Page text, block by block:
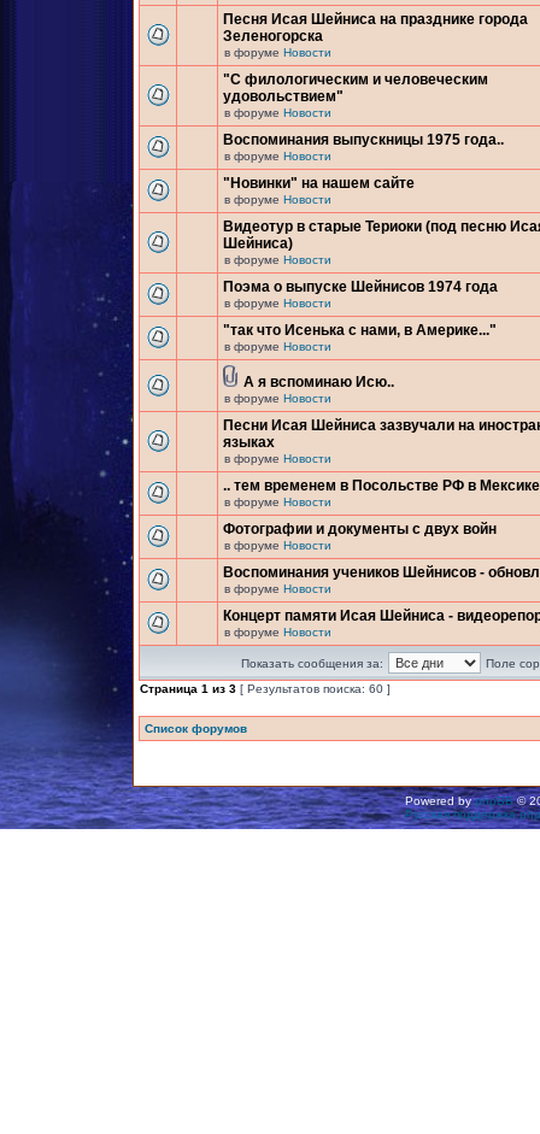
Песня Исая Шейниса на празднике города
Зеленогорска
в форуме Новости
"С филологическим и человеческим
удовольствием"
в форуме Новости
Воспоминания выпускницы 1975 года..
в форуме Новости
"Новинки" на нашем сайте
в форуме Новости
Видеотур в старые Териоки (под песню
Шейниса)
в форуме Новости
Поэма о выпуске Шейнисов 1974 года
в форуме Новости
"так что Исенька с нами, в Америке..."
в форуме Новости
А я вспоминаю Исю..
в форуме Новости
Песни Исая Шейниса зазвучали на
языках
в форуме Новости
.. тем временем в Посольстве РФ в
в форуме Новости
Фотографии и документы с двух войн
в форуме Новости
Воспоминания учеников Шейнисов -
в форуме Новости
Концерт памяти Исая Шейниса -
в форуме Новости
Показать сообщения за:
Поле
Страница 1 из 3 [ Результатов поиска: 60 ]
Список форумов
Powered byphpBB©
Русская поддержка